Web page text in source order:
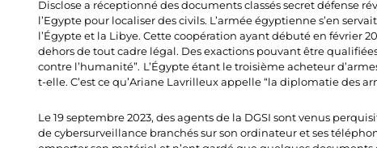
Disclose a réceptionné des documents classés secret défense
l’Egypte pour localiser des civils. L’armée égyptienne s’en
l’Égypte et la Libye. Cette coopération ayant débuté en février
dehors de tout cadre légal. Des exactions pouvant être
contre l’humanité”. L’Égypte étant le troisième acheteur
t-elle. C’est ce qu’Ariane Lavrilleux appelle “la diplomatie des
Le 19 septembre 2023, des agents de la DGSI sont venus
de cybersurveillance branchés sur son ordinateur et ses